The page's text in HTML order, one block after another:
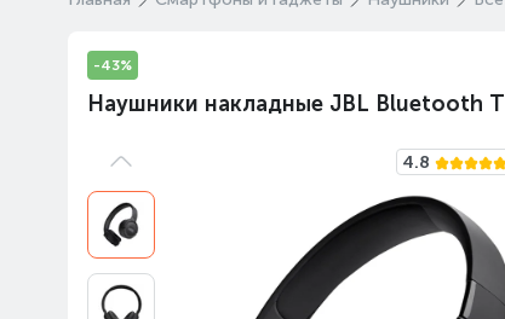
-43%
Наушники накладные JBL Bluetooth
4.8